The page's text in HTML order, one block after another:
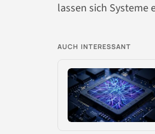
lassen sich
AUCH INTERESSANT